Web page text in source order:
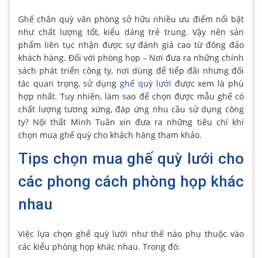
Ghế chân quỳ văn phòng sở hữu nhiều ưu điểm nổi bật
như chất lượng tốt, kiểu dáng trẻ trung. Vậy nên sản
phẩm liên tục nhận được sự đánh giá cao từ đông đảo
khách hàng. Đối với phòng họp – Nơi đưa ra những chính
sách phát triển công ty, nơi dùng để tiếp đãi nhưng đối
tác quan trọng, sử dụngghế quỳ lưới được xem là phù
hợp nhất. Tuy nhiên, làm sao để chọn được mẫu ghế có
chất lượng tương xứng, đáp ứng nhu cầu sử dụng công
ty? Nội thất Minh Tuân xin đưa ra những tiêu chí khi
chọn mua ghế quỳ cho khách hàng tham khảo.
Tips chọn mua ghế quỳ lưới cho
các phong cách phòng họp khác
nhau
Việc lựa chọn ghế quỳ lưới như thế nào phụ thuộc vào
các kiểu phòng họp khác nhau. Trong đó: